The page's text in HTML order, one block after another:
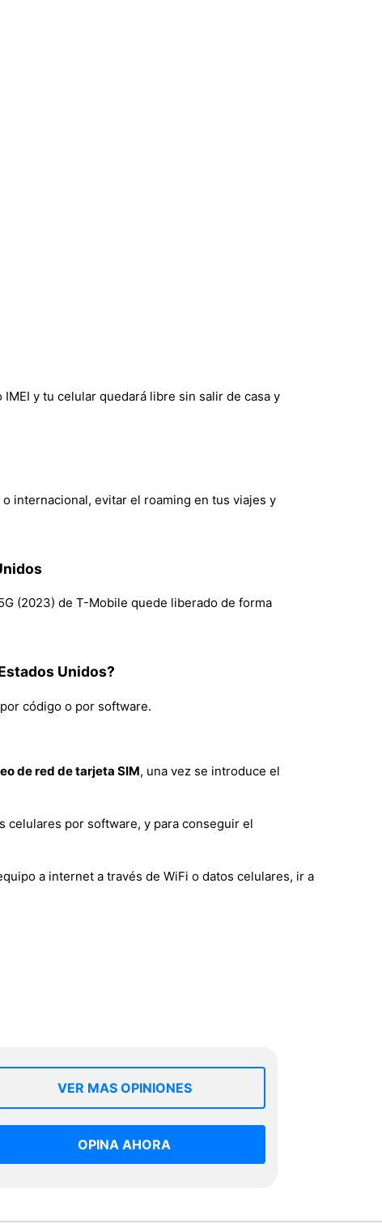
y tu celular quedará libre sin salir de casa y
internacional, evitar el roaming en tus viajes y
(2023) de T-Mobile quede liberado de forma
Unidos?
código o por software.
de red de tarjeta SIM, una vez se introduce el
celulares por software, y para conseguir el
a internet a través de WiFi o datos celulares, ir a
VER MAS OPINIONES
OPINA AHORA